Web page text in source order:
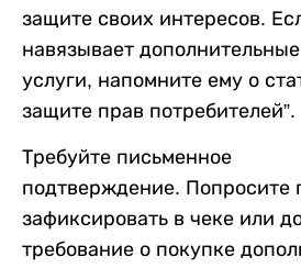
защите своих интересов.
навязывает
услуги, напомните ему о
защите прав потребителей”.
Требуйте письменное
подтверждение. Попросите
зафиксировать в чеке или
требование о покупке